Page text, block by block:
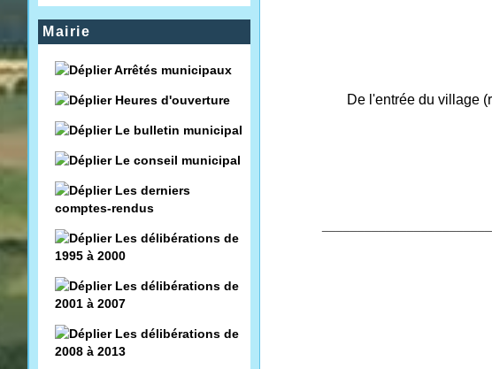
Mairie
Arrêtés municipaux
Heures d'ouverture
Le bulletin municipal
Le conseil municipal
Les derniers
comptes-rendus
Les délibérations de
1995 à 2000
Les délibérations de
2001 à 2007
Les délibérations de
2008 à 2013
De l'entrée du village